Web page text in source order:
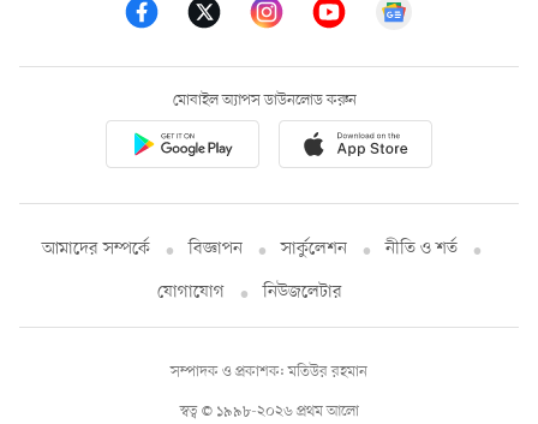
মোবাইল অ্যাপস ডাউনলোড করুন
আমাদের সম্পর্কে বিজ্ঞাপন সার্কুলেশন
নীতি ও শর্ত
যোগাযোগ
নিউজলেটার
স্বত্ব © ১৯৯৮-২০২৬ প্রথম আলো
সম্পাদক ও প্রকাশক: মতিউর রহমান